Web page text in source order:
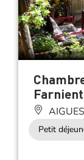
Petit